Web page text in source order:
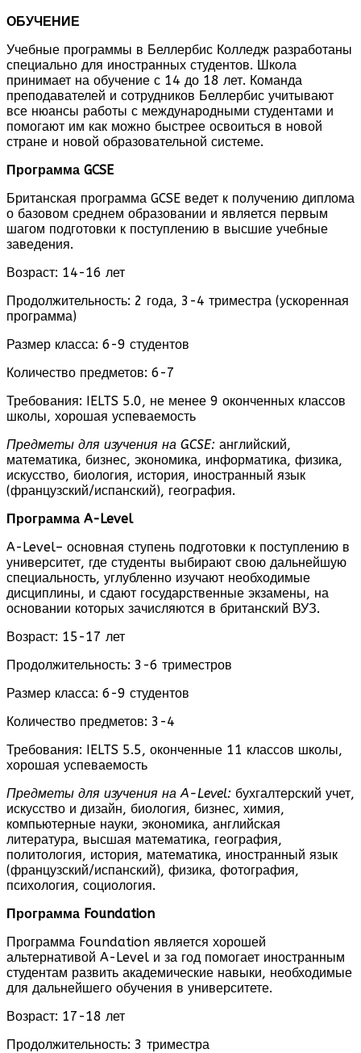
ОБУЧЕНИЕ
Учебные программы в Беллербис Колледж разработаны
специально для иностранных студентов. Школа
принимает на обучение с 14 до 18 лет. Команда
преподавателей и сотрудников Беллербис учитывают
все нюансы работы с международными студентами и
помогают им как можно быстрее освоиться в новой
стране и новой образовательной системе.
Программа GCSE
Британская программа GCSE ведет к получению диплома
о базовом среднем образовании и является первым
шагом подготовки к поступлению в высшие учебные
заведения.
Возраст: 14-16 лет
Продолжительность: 2 года, 3-4 триместра (ускоренная
программа)
Размер класса: 6-9 студентов
Количество предметов: 6-7
Требования: IELTS 5.0, не менее 9 оконченных классов
школы, хорошая успеваемость
Предметы для изучения на GCSE: английский,
математика, бизнес, экономика, информатика, физика,
искусство, биология, история, иностранный язык
(французский/испанский), география.
Программа A-Level
A-Level– основная ступень подготовки к поступлению в
университет, где студенты выбирают свою дальнейшую
специальность, углубленно изучают необходимые
дисциплины, и сдают государственные экзамены, на
основании которых зачисляются в британский ВУЗ.
Возраст: 15-17 лет
Продолжительность: 3-6 триместров
Размер класса: 6-9 студентов
Количество предметов: 3-4
Требования: IELTS 5.5, оконченные 11 классов школы,
хорошая успеваемость
Предметы для изучения наA-Level: бухгалтерский учет,
искусство и дизайн, биология, бизнес, химия,
компьютерные науки, экономика, английская
литература, высшая математика, география,
политология, история, математика, иностранный язык
(французский/испанский), физика, фотография,
психология, социология.
Программа Foundation
Программа Foundation является хорошей
альтернативой A-Level и за год помогает иностранным
студентам развить академические навыки, необходимые
для дальнейшего обучения в университете.
Возраст: 17-18 лет
Продолжительность: 3 триместра